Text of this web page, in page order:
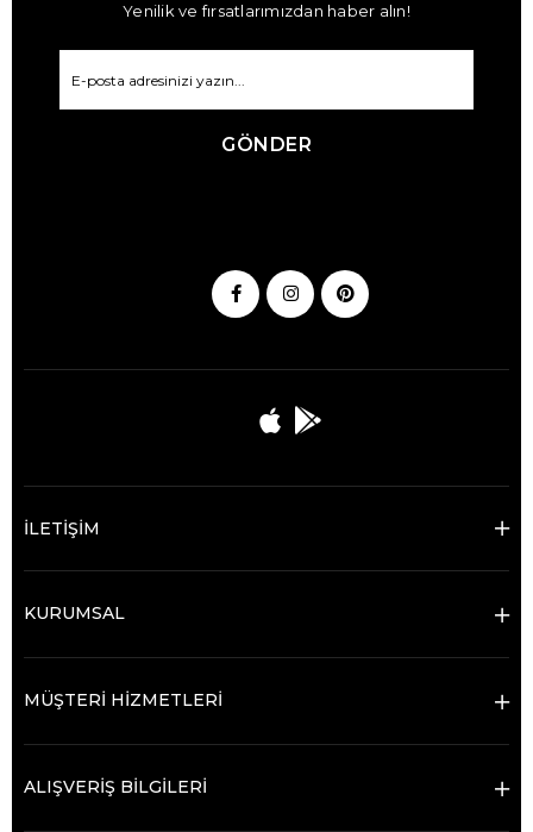
Yenilik ve fırsatlarımızdan haber alın!
GÖNDER
İLETİŞİM
KURUMSAL
MÜŞTERİ HİZMETLERİ
ALIŞVERİŞ BİLGİLERİ